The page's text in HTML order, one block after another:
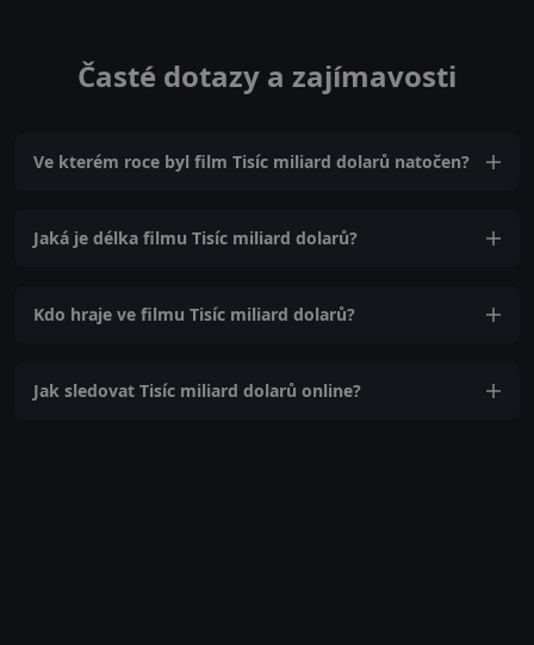
Časté dotazy a zajímavosti
Ve kterém roce byl film Tisíc miliard dolarů natočen?
Jaká je délka filmu Tisíc miliard dolarů?
Kdo hraje ve filmu Tisíc miliard dolarů?
Jak sledovat Tisíc miliard dolarů online?